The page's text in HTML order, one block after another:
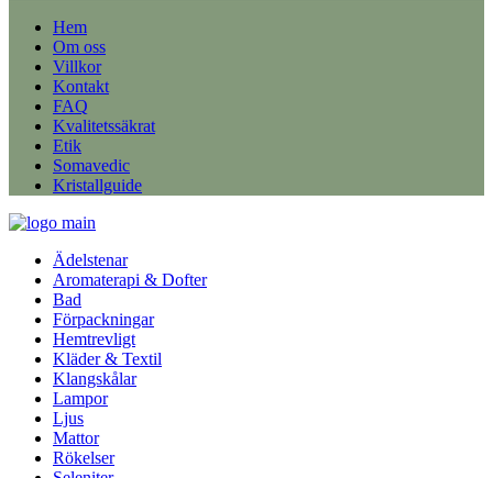
Hem
Om oss
Villkor
Kontakt
FAQ
Kvalitetssäkrat
Etik
Somavedic
Kristallguide
Ädelstenar
Aromaterapi & Dofter
Bad
Förpackningar
Hemtrevligt
Kläder & Textil
Klangskålar
Lampor
Ljus
Mattor
Rökelser